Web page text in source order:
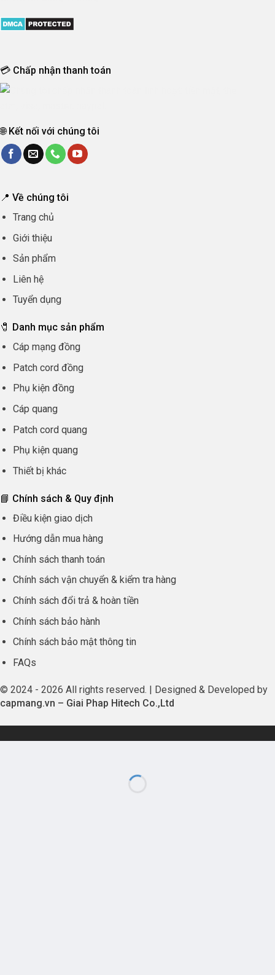
💳 Chấp nhận thanh toán
🌐 Kết nối với chúng tôi
📍 Về chúng tôi
Trang chủ
Giới thiệu
Sản phẩm
Liên hệ
Tuyển dụng
🧷 Danh mục sản phẩm
Cáp mạng đồng
Patch cord đồng
Phụ kiện đồng
Cáp quang
Patch cord quang
Phụ kiện quang
Thiết bị khác
📘 Chính sách & Quy định
Điều kiện giao dịch
Hướng dẫn mua hàng
Chính sách thanh toán
Chính sách vận chuyển & kiểm tra hàng
Chính sách đổi trả & hoàn tiền
Chính sách bảo hành
Chính sách bảo mật thông tin
FAQs
© 2024 - 2026 All rights reserved. | Designed & Developed by
capmang.vn – Giai Phap Hitech Co.,Ltd